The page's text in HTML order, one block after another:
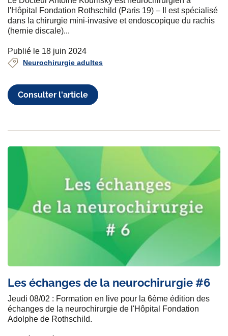
l'Hôpital Fondation Rothschild (Paris 19) – Il est spécialisé
dans la chirurgie mini-invasive et endoscopique du rachis
(hernie discale)...
Publié le 18 juin 2024
Neurochirurgie adultes
Consulter l'article
Les échanges de la neurochirurgie #6
Jeudi 08/02 : Formation en live pour la 6ème édition des
échanges de la neurochirurgie de l'Hôpital Fondation
Adolphe de Rothschild.